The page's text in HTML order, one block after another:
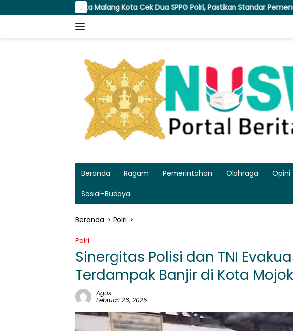
ke
.
Kota Cek Dua SPPG Polri, Pastikan Standar Pemenuhan Gizi dan
Beranda Ragam Pemerintahan Olahraga Opini
Sosial-Budaya
Beranda Polri
Polri
Sinergitas Polisi dan TNI
Terdampak Banjir di Kota
Agus
Februari 26, 2025